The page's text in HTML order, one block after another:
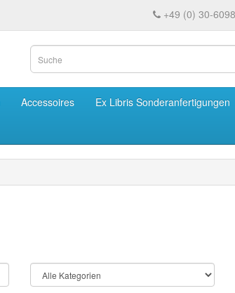
+49 (0) 30-
Accessoires Ex Libris Sonderanfertigungen